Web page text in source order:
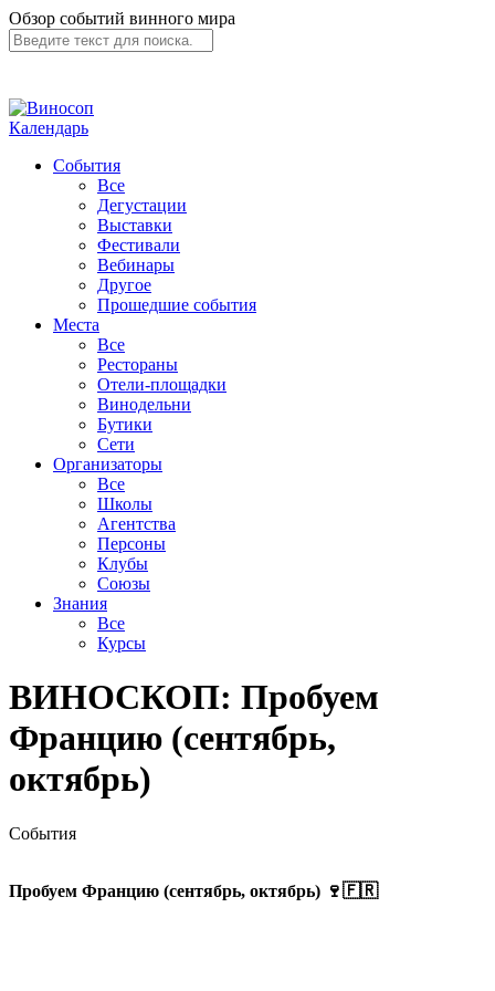
Обзор событий винного мира
Календарь
События
Все
Дегустации
Выставки
Фестивали
Вебинары
Другое
Прошедшие события
Места
Все
Рестораны
Отели-площадки
Винодельни
Бутики
Сети
Организаторы
Все
Школы
Агентства
Персоны
Клубы
Союзы
Знания
Все
Курсы
ВИНОСКОП: Пробуем
Францию (сентябрь,
октябрь)
События
Пробуем Францию (сентябрь, октябрь) 🍷🇫🇷